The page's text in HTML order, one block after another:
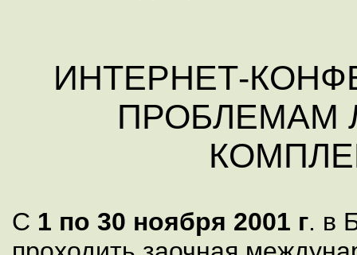
ИНТЕРНЕТ-
ПРОБЛЕМАМ
С 1 по 30 ноября 2001 г. в